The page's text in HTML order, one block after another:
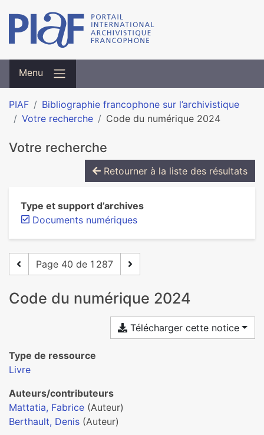
Menu
PIAF
Bibliographie francophone sur l’archivistique
Votre recherche
Code du numérique 2024
Votre recherche
Retourner à la liste des résultats
Type et support d’archives
Documents numériques
Page 40 de 1 287
Code du numérique 2024
Télécharger cette notice
Type de ressource
Livre
Auteurs/contributeurs
Mattatia, Fabrice (Auteur)
Berthault, Denis (Auteur)